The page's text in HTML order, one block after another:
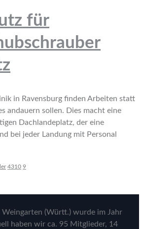
für
in Ravensburg finden Arbeiten statt
andauern sollen. Dies macht eine
Dachlandeplatz, der eine
bei jeder Landung mit Personal
4310 9
Weingarten (Württ.) wurde im Jahr
haben wir ca. 95 Mitglieder, 14